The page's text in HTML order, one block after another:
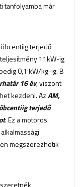
tanfolyamba már
terjedő
11kW-ig
0,1 kW/kg-ig. B
16 év, viszont
kezdeni. AzAM,
terjedő
. Ez a motoros
megszerezhetik